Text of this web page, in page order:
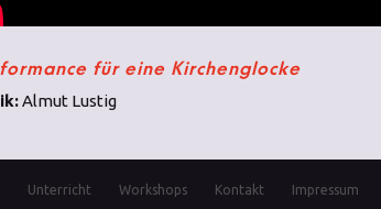
für eine Kirchenglocke
Almut Lustig
Unterricht Workshops Kontakt Impressum